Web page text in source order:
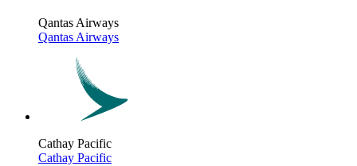
Qantas Airways
Qantas Airways
Cathay Pacific
Cathay Pacific